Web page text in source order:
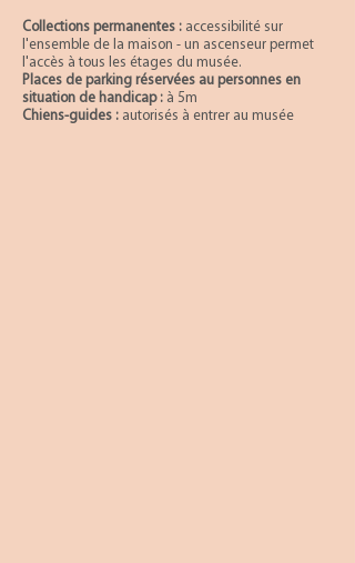
Collections permanentes : accessibilité sur
l'ensemble de la maison - un ascenseur permet
l'accès à tous les étages du musée.
Places de parking réservées au personnes en
situation de handicap : à 5m
Chiens-guides : autorisés à entrer au musée